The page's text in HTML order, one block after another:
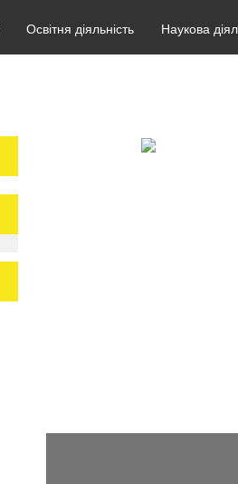
Освітня діяльність Наукова